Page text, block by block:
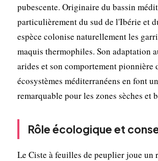
pubescente. Originaire du bassin
particulièrement du sud de l'Ibérie et
espèce colonise naturellement les
maquis thermophiles. Son adaptation
arides et son comportement pionnière
écosystèmes méditerranéens en font
remarquable pour les zones sèches et
Rôle écologique et
Le Ciste à feuilles de peuplier joue un